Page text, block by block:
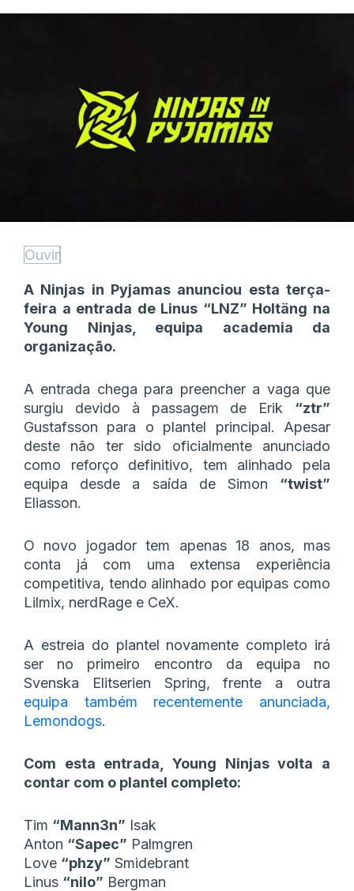
Ouvir
A Ninjas in Pyjamas anunciou esta terça-
feira a entrada de Linus “⁠LNZ⁠” Holtäng na
Young Ninjas, equipa academia da
organização.
A entrada chega para preencher a vaga que
surgiu devido à passagem de Erik “⁠ztr⁠”
Gustafsson para o plantel principal. Apesar
deste não ter sido oficialmente anunciado
como reforço definitivo, tem alinhado pela
equipa desde a saída de Simon “⁠twist⁠”
Eliasson.
O novo jogador tem apenas 18 anos, mas
conta já com uma extensa experiência
competitiva, tendo alinhado por equipas como
Lilmix, nerdRage e CeX.
A estreia do plantel novamente completo irá
ser no primeiro encontro da equipa no
Svenska Elitserien Spring, frente a outra
equipa também recentemente anunciada,
Lemondogs.
Com esta entrada, Young Ninjas volta a
contar com o plantel completo:
Tim “⁠Mann3n⁠” Isak
Anton “⁠Sapec⁠” Palmgren
Love “⁠phzy⁠” Smidebrant
Linus “⁠nilo⁠” Bergman